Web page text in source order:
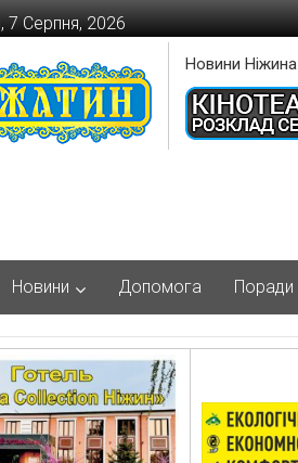
7 Серпня, 2026
Новини Ніжина
Новини Допомога Поради